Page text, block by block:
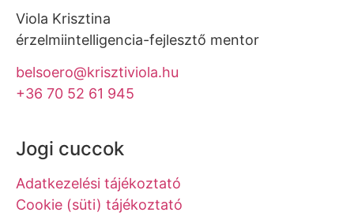
Viola Krisztina
érzelmiintelligencia-fejlesztő mentor
belsoero@krisztiviola.hu
+36 70 52 61 945
Jogi cuccok
Adatkezelési tájékoztató
Cookie (süti) tájékoztató